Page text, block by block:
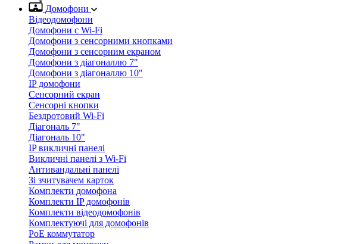
Домофони
Відеодомофони
Домофони с Wi-Fi
Домофони з сенсорними кнопками
Домофони з сенсорним екраном
Домофони з діагоналлю 7"
Домофони з діагоналлю 10"
IP домофони
Сенсорний екран
Сенсорні кнопки
Бездротовий Wi-Fi
Діагональ 7"
Діагональ 10"
IP викличні панелі
Викличні панелі з Wi-Fi
Антивандальні панелі
Зі зчитувачем карток
Комплекти домофона
Комплекти IP домофонів
Комплекти відеодомофонів
Комплектуючі для домофонів
PoE коммутатор